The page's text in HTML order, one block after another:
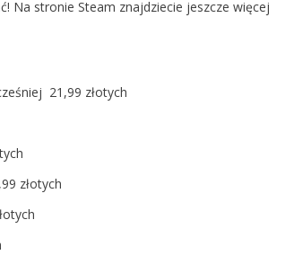
Na stronie Steam znajdziecie jeszcze więcej
21,99 złotych
złotych